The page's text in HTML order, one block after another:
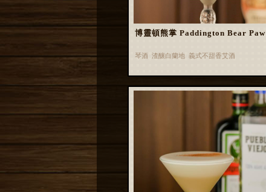
博靈頓熊掌 Paddington Bear Paw
琴酒 渣釀白蘭地 義式不甜香艾酒